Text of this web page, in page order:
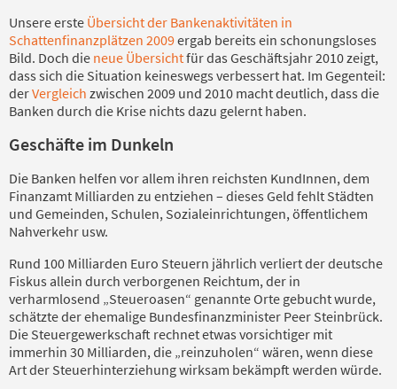
Unsere erste Übersicht der Bankenaktivitäten in
Schattenfinanzplätzen 2009ergab bereits ein schonungsloses
Bild. Doch die neue Übersichtfür das Geschäftsjahr 2010 zeigt,
dass sich die Situation keineswegs verbessert hat. Im Gegenteil:
derVergleich zwischen 2009 und 2010 macht deutlich, dass die
Banken durch die Krise nichts dazu gelernt haben.
Geschäfte im Dunkeln
Die Banken helfen vor allem ihren reichsten KundInnen, dem
Finanzamt Milliarden zu entziehen – dieses Geld fehlt Städten
und Gemeinden, Schulen, Sozialeinrichtungen, öffentlichem
Nahverkehr usw.
Rund 100 Milliarden Euro Steuern jährlich verliert der deutsche
Fiskus allein durch verborgenen Reichtum, der in
verharmlosend „Steueroasen“ genannte Orte gebucht wurde,
schätzte der ehemalige Bundesfinanzminister Peer Steinbrück.
Die Steuergewerkschaft rechnet etwas vorsichtiger mit
immerhin 30 Milliarden, die „reinzuholen“ wären, wenn diese
Art der Steuerhinterziehung wirksam bekämpft werden würde.